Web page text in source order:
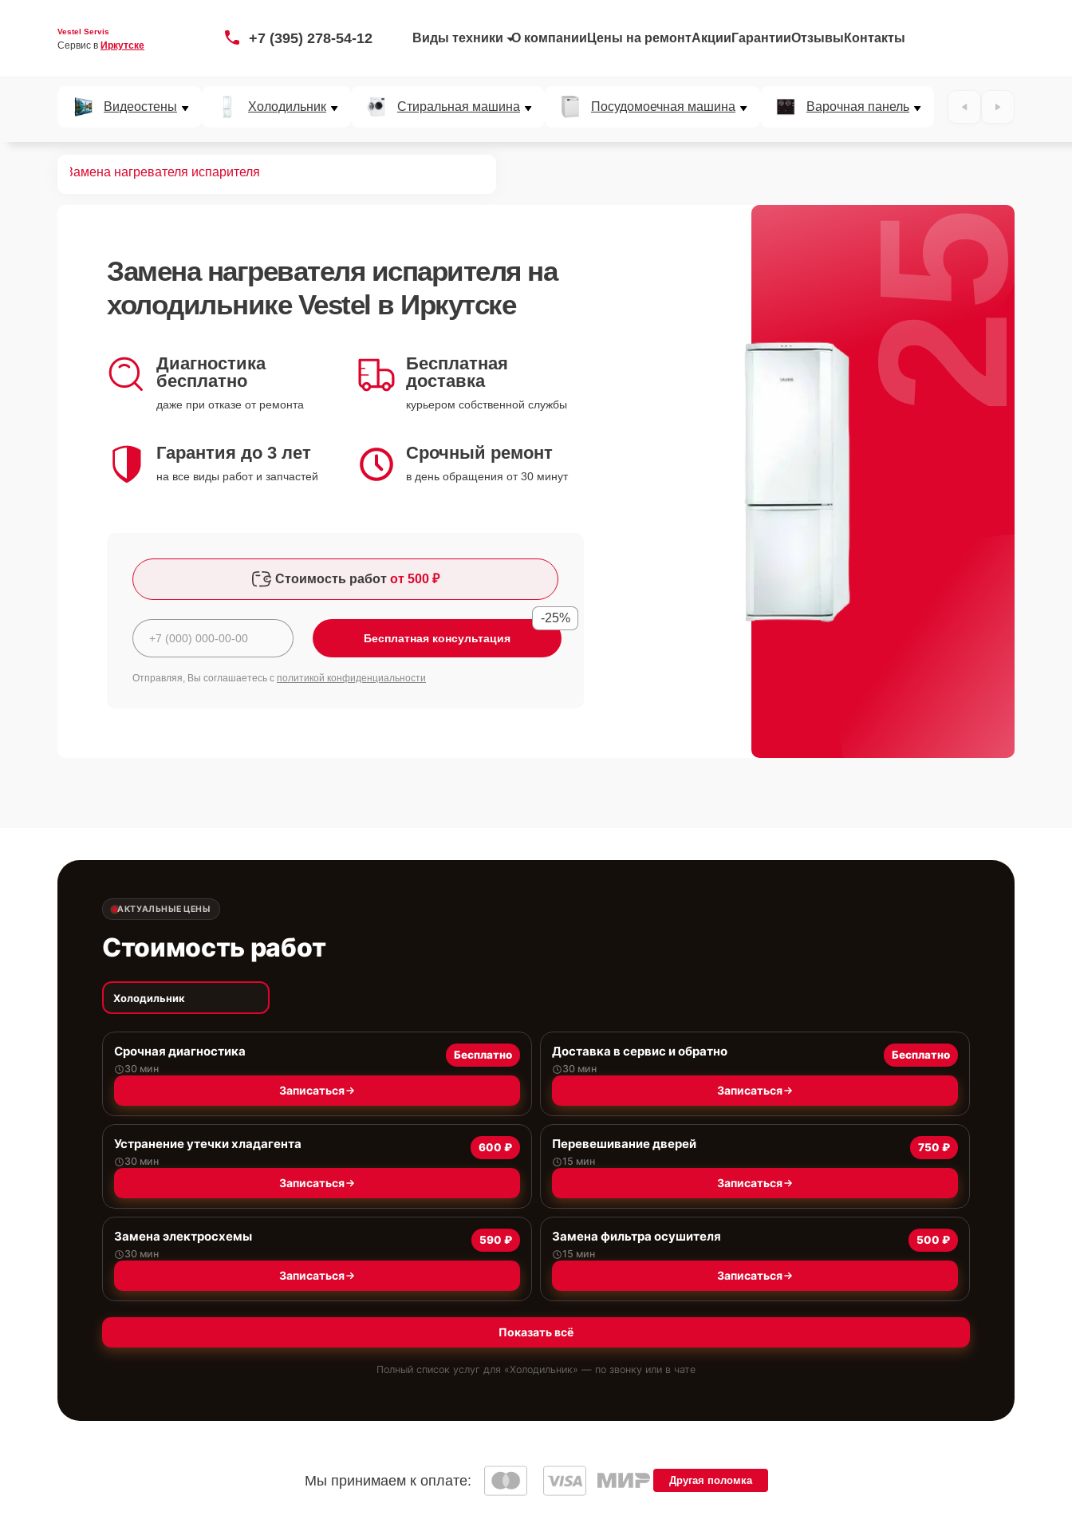
Vestel Servis
Сервис в Иркутске +7 (395) 278-54-12 Виды техники О компании Цены на ремонтАкции ГарантииОтзывы Контакты
Видеостены Холодильник Стиральная машина Посудомоечная машина Варочная панель
Замена нагревателя испарителя
Замена нагревателя испарителя на
холодильнике Vestel в Иркутске
Диагностика
бесплатно
даже при отказе от ремонта
Бесплатная
доставка
курьером собственной службы
Гарантия до 3 лет
на все виды работ и запчастей
Срочный ремонт
в день обращения от 30 минут
Стоимость работ от 500 ₽
Бесплатная консультация
-25%
Отправляя, Вы соглашаетесь с политикой конфиденциальности
25%
АКТУАЛЬНЫЕ ЦЕНЫ
Стоимость работ
Холодильник
Срочная диагностика
30 мин
Бесплатно
Записаться
Доставка в сервис и обратно
30 мин
Бесплатно
Записаться
Устранение утечки хладагента
30 мин
600 ₽
Записаться
Перевешивание дверей
15 мин
750 ₽
Записаться
Замена электросхемы
30 мин
590 ₽
Записаться
Замена фильтра осушителя
15 мин
500 ₽
Записаться
Показать всё
Полный список услуг для «Холодильник» — по звонку или в чате
Мы принимаем к оплате: Другая поломка